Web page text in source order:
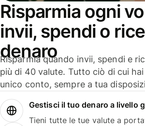
Risparmia ogni
invii, spendi o
denaro
Risparmia quando invii, spendi e
più di 40 valute. Tutto ciò di cui
unico conto, sempre a tua
Gestisci il tuo denaro a livello
Tieni tutte le tue valute a